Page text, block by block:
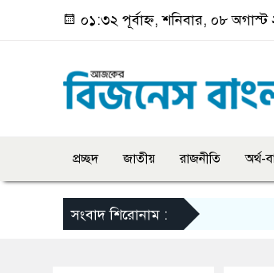
০১:৩২ পূর্বাহ্ন, শনিবার, ০৮
প্রচ্ছদ জাতীয় রাজনীতি অর্থ-
সংবাদ শিরোনাম :